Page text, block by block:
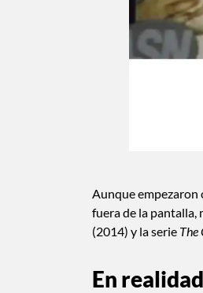
Aunque empezaron
fuera de la pantalla,
(2014) y la serie The
En